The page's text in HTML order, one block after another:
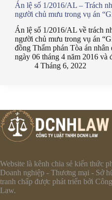
Án lệ số 1/2016/AL – Trách
người chủ mưu trong vụ án
Án lệ số 1/2016/AL về trách
người chủ mưu trong vụ án
đồng Thẩm phán Tòa án nhân
ngày 06 tháng 4 năm 2016
4 Tháng 6, 2022
Website là kênh chia sẻ kiến thức
Doanh nghiệp - Thương mại - Sở
tranh chấp được phát triển bởi
Law.